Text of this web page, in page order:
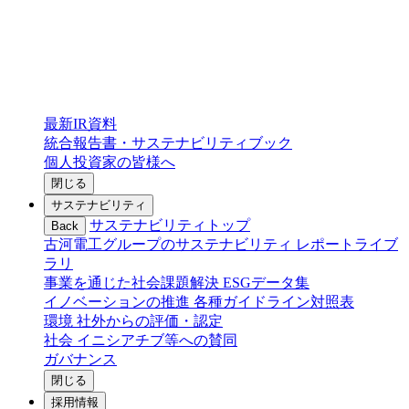
最新IR資料
統合報告書・サステナビリティブック
個人投資家の皆様へ
閉じる
サステナビリティ
Back
サステナビリティトップ
古河電工グループのサステナビリティ レポートライブ
ラリ
事業を通じた社会課題解決 ESGデータ集
イノベーションの推進 各種ガイドライン対照表
環境 社外からの評価・認定
社会 イニシアチブ等への賛同
ガバナンス
閉じる
採用情報